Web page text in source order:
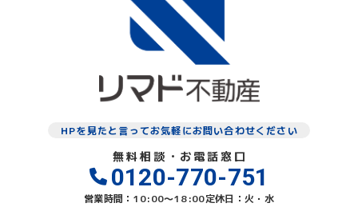
HPを見たと言ってお気軽にお問い合わせください
無料相談・お電話窓口
0120-770-751
営業時間：10:00〜18:00定休日：火・水